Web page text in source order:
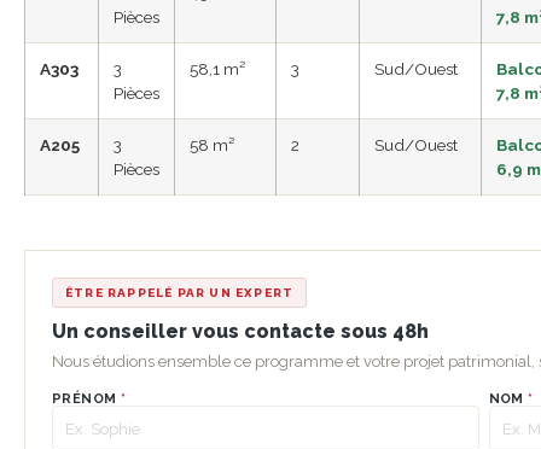
Pièces
7,8
A303
3
Pièces
58,1 m² 3 Sud/Ouest
7,8
A205
3
Pièces
58 m² 2 Sud/Ouest
6,9
ÊTRE RAPPELÉ PAR UN EXPERT
Un conseiller vous contacte sous 48h
Nous étudions ensemble ce programme et votre projet patrimonial,
PRÉNOM* NOM*